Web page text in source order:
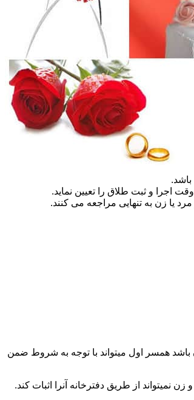
اجرا و ثبت طلاق را تعیین نماید.
یا زن به تنهایی مراجعه می کنند.
همسر اول میتواند با توجه به شروط ضمن
نمیتواند از طریق دفترخانه آنرا اثبات کند.